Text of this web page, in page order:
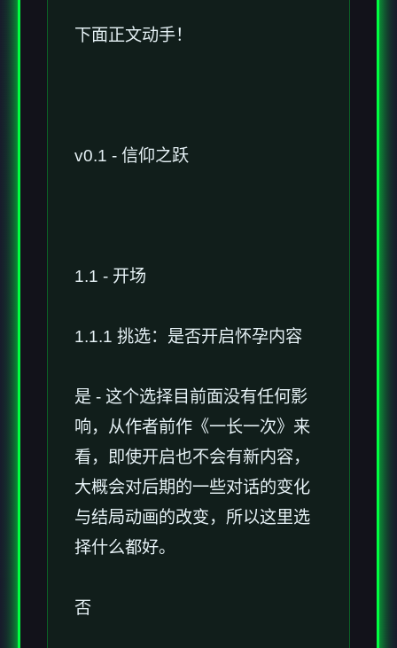
下面正文动手！
v0.1 - 信仰之跃
1.1 - 开场
1.1.1 挑选：是否开启怀孕内容
是 - 这个选择目前面没有任何影
响，从作者前作《一长一次》来
看，即使开启也不会有新内容，
大概会对后期的一些对话的变化
与结局动画的改变，所以这里选
择什么都好。
否